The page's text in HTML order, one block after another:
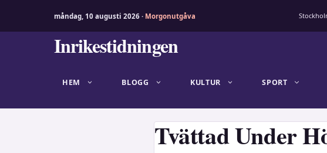
måndag, 10 augusti 2026 · Morgonutgåva
Inrikestidningen
HEM BLOGG KULTUR SPORT
Tvättad Under